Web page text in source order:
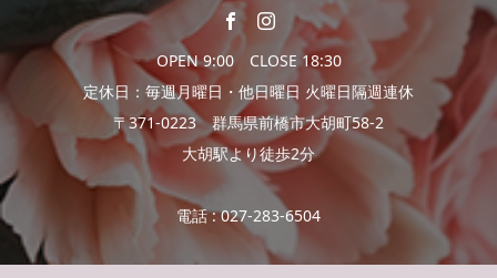
OPEN 9:00 CLOSE 18:30
定休日：毎週月曜日・他日曜日 火曜日隔週連休
〒371-0223 群馬県前橋市大胡町58-2
大胡駅より徒歩2分
電話 : 027-283-6504